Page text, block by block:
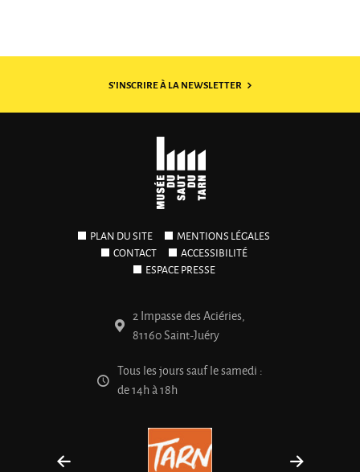
S'INSCRIRE À LA NEWSLETTER
PLAN DU SITE
MENTIONS LÉGALES
CONTACT
ACCESSIBILITÉ
ESPACE PRESSE
2 Impasse des Aciéries,
81160 Saint-Juéry
Tous les jours sauf le samedi :
de 14h à 18h